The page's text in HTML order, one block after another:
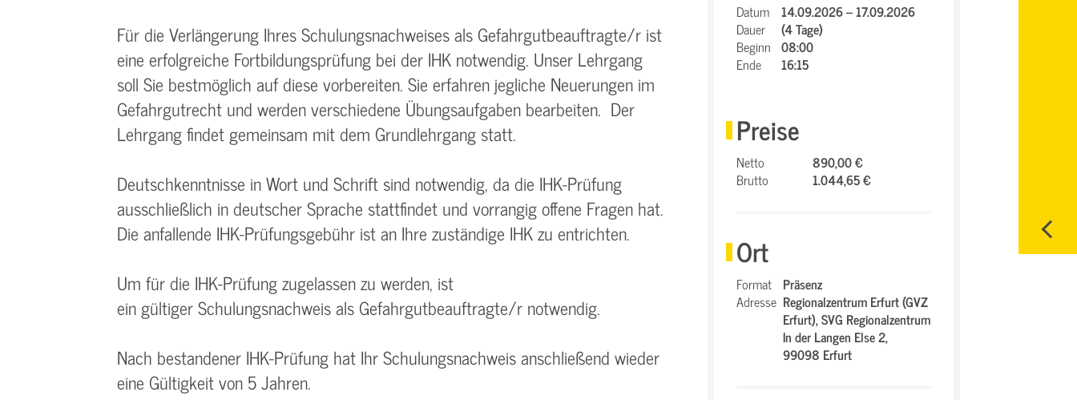
Für die Verlängerung Ihres Schulungsnachweises als Gefahrgutbeauftragte/r ist
eine erfolgreiche Fortbildungsprüfung bei der IHK notwendig. Unser Lehrgang
soll Sie bestmöglich auf diese vorbereiten. Sie erfahren jegliche Neuerungen im
Gefahrgutrecht und werden verschiedene Übungsaufgaben bearbeiten. Der
Lehrgang findet gemeinsam mit dem Grundlehrgang statt.
Deutschkenntnisse in Wort und Schrift sind notwendig, da die IHK-Prüfung
ausschließlich in deutscher Sprache stattfindet und vorrangig offene Fragen hat.
Die anfallende IHK-Prüfungsgebühr ist an Ihre zuständige IHK zu entrichten.
Um für die IHK-Prüfung zugelassen zu werden, ist
ein gültiger Schulungsnachweis als Gefahrgutbeauftragte/r notwendig.
Nach bestandener IHK-Prüfung hat Ihr Schulungsnachweis anschließend wieder
eine Gültigkeit von 5 Jahren.
Datum 14.09.2026 – 17.09.2026
Dauer
(4 Tage)
Beginn 08:00
Ende
16:15
Preise
Netto
890,00 €
Brutto
1.044,65 €
Ort
Format Präsenz
Adresse Regionalzentrum Erfurt (GVZ
Erfurt),SVG Regionalzentrum
In der Langen Else 2,
99098 Erfurt